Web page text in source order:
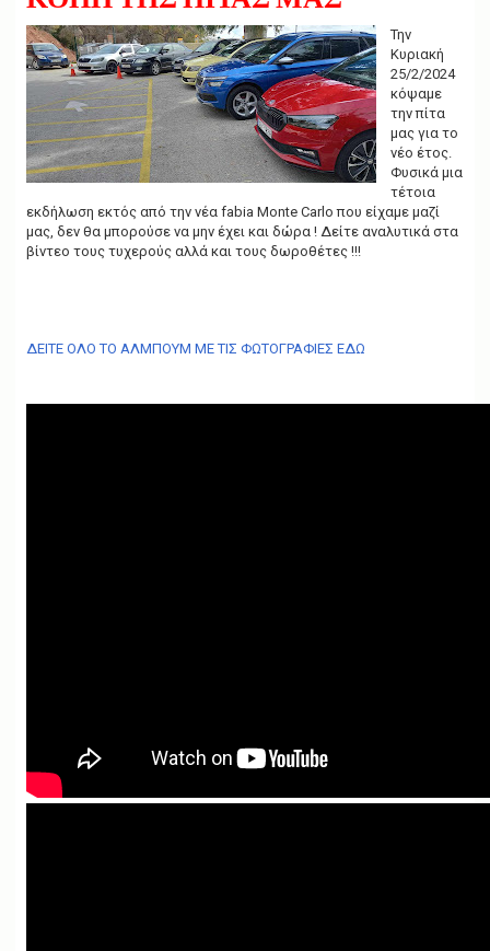
a
t
i
o
n
Την
Κυριακή
25/2/2024
κόψαμε
την πίτα
μας για το
νέο έτος.
Φυσικά μια
τέτοια
εκδήλωση εκτός από την νέα fabia Monte Carlo που είχαμε μαζί
μας, δεν θα μπορούσε να μην έχει και δώρα ! Δείτε αναλυτικά στα
βίντεο τους τυχερούς αλλά και τους δωροθέτες !!!
ΔΕΙΤΕ ΟΛΟ ΤΟ ΑΛΜΠΟΥΜ ΜΕ ΤΙΣ ΦΩΤΟΓΡΑΦΙΕΣ ΕΔΩ